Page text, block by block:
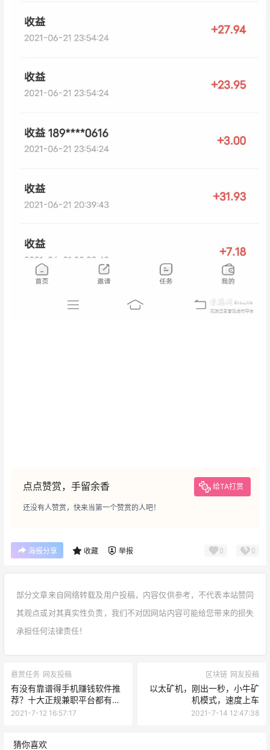
点点赞赏，手留余香 给TA打赏
还没有人赞赏，快来当第一个赞赏的人吧！
海报分享 收藏 举报 0 0
部分文章来自网络转载及用户投稿，内容仅供参考，不代表本站赞同
其观点或对其真实性负责，我们不对因网站内容可能给您带来的损失
承担任何法律责任！
悬赏任务 网友投稿
有没有靠谱得手机赚钱软件推
荐？十大正规兼职平台都有哪
些？
2021-7-12 16:57:17
区块链 网友投稿
以太矿机，刚出一秒，小牛矿
机模式，速度上车
2021-7-14 12:47:38
猜你喜欢